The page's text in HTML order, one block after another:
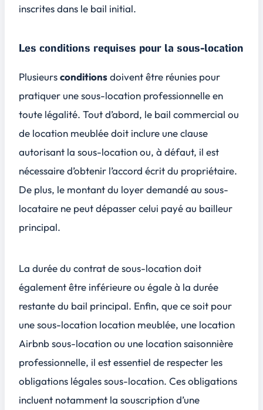
inscrites dans le bail initial.
Les conditions requises pour la sous-location
Plusieursconditionsdoivent être réunies pour
pratiquer une sous-location professionnelle en
toute légalité. Tout d’abord, le bail commercial ou
de location meublée doit inclure une clause
autorisant la sous-location ou, à défaut, il est
nécessaire d’obtenir l’accord écrit du propriétaire.
De plus, le montant du loyer demandé au sous-
locataire ne peutdépassercelui payé au bailleur
principal.
La durée du contrat de sous-location doit
également être inférieure ou égale à la durée
restante du bail principal. Enfin, que ce soit pour
une sous-location location meublée, une location
Airbnb sous-location ou une location saisonnière
professionnelle, il est essentiel de respecter les
obligations légales sous-location. Ces obligations
incluent notamment la souscription d’une